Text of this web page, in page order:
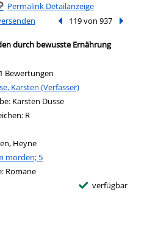
Permalink Detailanzeige
Vorheriger Treffer
119 von 937
durch bewusste Ernährung
1 Bewertungen
nach diesem Verfasser
Karsten (Verfasser)
Karsten Dusse
R
Heyne
morden; 5
Romane
verfügbar